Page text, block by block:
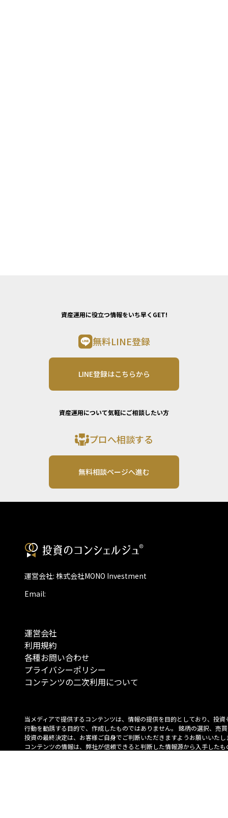
資産運用に役立つ情報をいち早くGET!
無料LINE登録
LINE登録はこちらから
資産運用について気軽にご相談したい方
プロへ相談する
無料相談ページへ進む
運営会社: 株式会社MONO Investment
Email:
運営会社
利用規約
各種お問い合わせ
プライバシーポリシー
コンテンツの二次利用について
当メディアで提供するコンテンツは、情報の提供を目的としており、投資
行動を勧誘する目的で、作成したものではありません。 銘柄の選択、売
投資の最終決定は、お客様ご自身でご判断いただきますようお願いいたし
コンテンツの情報は、弊社が信頼できると判断した情報源から入手したも